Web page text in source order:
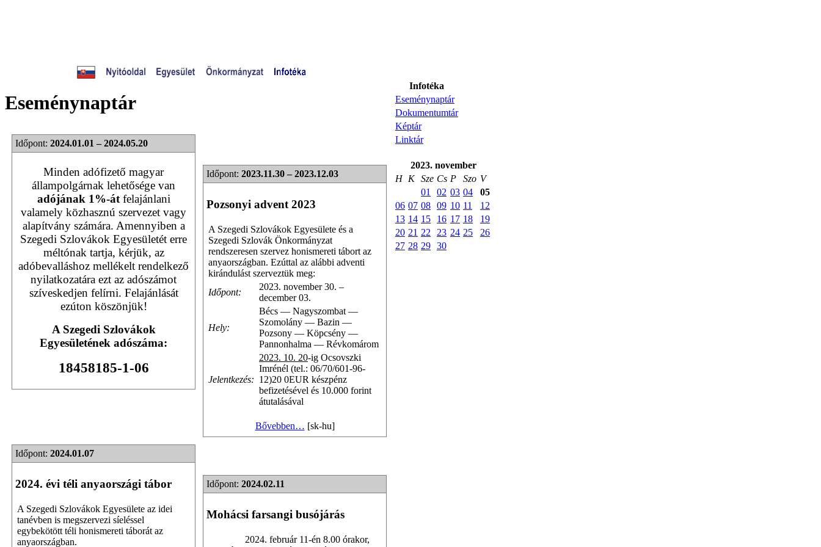
Eseménynaptár
Időpont: 2024.01.01 – 2024.05.20
Minden adófizető magyar
állampolgárnak lehetősége van
adójának 1%-átfelajánlani
valamely közhasznú szervezet vagy
alapítvány számára. Amennyiben a
Szegedi Szlovákok Egyesületét erre
méltónak tartja, kérjük, az
adóbevalláshoz mellékelt rendelkező
nyilatkozatára ezt az adószámot
szíveskedjen felírni. Felajánlását
ezúton köszönjük!
A Szegedi Szlovákok
Egyesületének adószáma:
18458185-1-06
Időpont: 2023.11.30 – 2023.12.03
Pozsonyi advent 2023
A Szegedi Szlovákok Egyesülete és a
Szegedi Szlovák Önkormányzat
rendszeresen szervez honismereti tábort az
anyaországban. Ezúttal az alábbi adventi
kirándulást szerveztük meg:
Időpont:
2023. november 30. –
december 03.
Hely:
Bécs — Nagyszombat —
Szomolány — Bazin —
Pozsony — Köpcsény —
Pannonhalma — Révkomárom
Jelentkezés:
2023. 10. 20-ig Ocsovszki
Imrénél (tel.: 06/70/601-96-
12)20 0EUR készpénz
befizetésével és 10.000 forint
átutalásával
Bővebben… [sk-hu]
Időpont: 2024.01.07
2024. évi téli anyaországi tábor
A Szegedi Szlovákok Egyesülete az idei
tanévben is megszervezi síeléssel
egybekötött téli honismereti táborát az
anyaországban.
Időpont: 2024.02.11
Mohácsi farsangi busójárás
2024. február 11-én 8.00 órakor,
Infotéka
Eseménynaptár
Dokumentumtár
Képtár
Linktár
2023. november
H K Sze Cs P Szo V
01
02 03 04
05
06 07 08 09 10 11
12
13 14 15 16 17 18
19
20 21 22 23 24 25
26
27 28 29 30